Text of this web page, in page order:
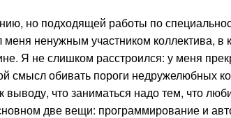
но подходящей работы по
ненужным участником коллектива, в
Я не слишком расстроился: у меня
смысл обивать пороги недружелюбных
выводу, что заниматься надо тем, что
две вещи: программирование и